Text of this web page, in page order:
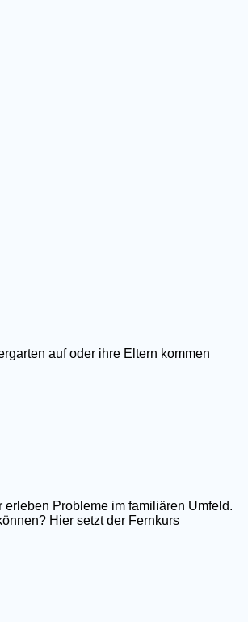
auf oder ihre Eltern kommen
Probleme im familiären Umfeld.
Hier setzt der Fernkurs